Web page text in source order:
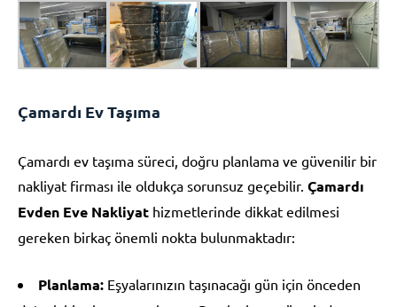
Çamardı Ev Taşıma
Çamardı ev taşıma süreci, doğru planlama ve güvenilir bir
nakliyat firması ile oldukça sorunsuz geçebilir. Çamardı
Evden Eve Nakliyat hizmetlerinde dikkat edilmesi
gereken birkaç önemli nokta bulunmaktadır:
Planlama: Eşyalarınızın taşınacağı gün için önceden